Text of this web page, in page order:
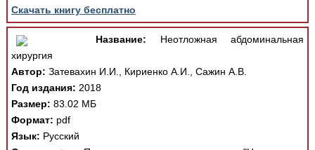
Скачать книгу бесплатно
Название: Неотложная абдоминальная
хирургия
Автор: Затевахин И.И., Кириенко А.И., Сажин А.В.
Год издания: 2018
Размер: 83.02 МБ
Формат: pdf
Язык: Русский